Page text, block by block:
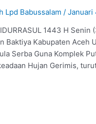
Lpd Babussalam/Januari
1443 H
Baktiya Kabupaten
Serba Guna Komplek
Hujan Gerimis,